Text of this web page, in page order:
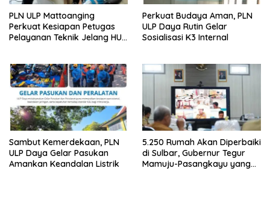
PLN ULP Mattoanging
Perkuat Kesiapan Petugas
Pelayanan Teknik Jelang HUT
Perkuat Budaya Aman, PLN
ULP Daya Rutin Gelar
Sosialisasi K3 Internal
Sambut Kemerdekaan, PLN
ULP Daya Gelar Pasukan
Amankan Keandalan Listrik
5.250 Rumah Akan Diperbaiki
di Sulbar, Gubernur Tegur
Mamuju-Pasangkayu yang